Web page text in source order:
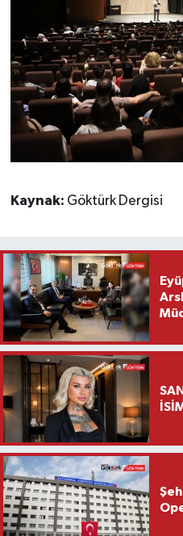
Kaynak: Göktürk Dergisi